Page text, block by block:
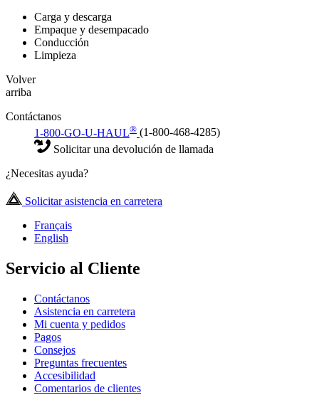
Carga y descarga
Empaque y desempacado
Conducción
Limpieza
Volver
arriba
Contáctanos
1-800-GO-U-HAUL® (1-800-468-4285)
Solicitar una devolución de llamada
¿Necesitas ayuda?
Solicitar asistencia en carretera
Français
English
Servicio al Cliente
Contáctanos
Asistencia en carretera
Mi cuenta y pedidos
Pagos
Consejos
Preguntas frecuentes
Accesibilidad
Comentarios de clientes